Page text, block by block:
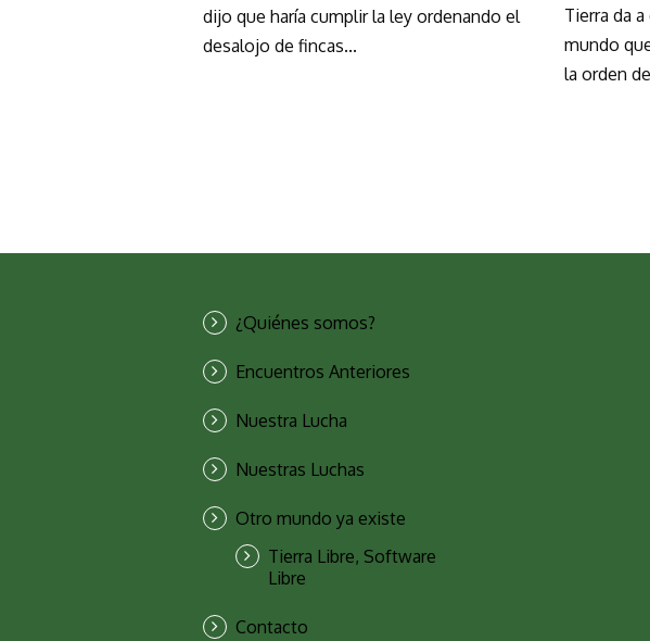
dijo que haría cumplir la ley ordenando el
desalojo de fincas...
Tierra da
mundo
la orden
¿Quiénes somos?
Encuentros Anteriores
Nuestra Lucha
Nuestras Luchas
Otro mundo ya existe
Tierra Libre, Software
Libre
Contacto